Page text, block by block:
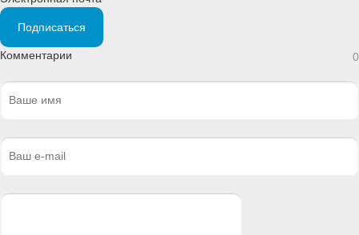
Подписаться
Комментарии 0